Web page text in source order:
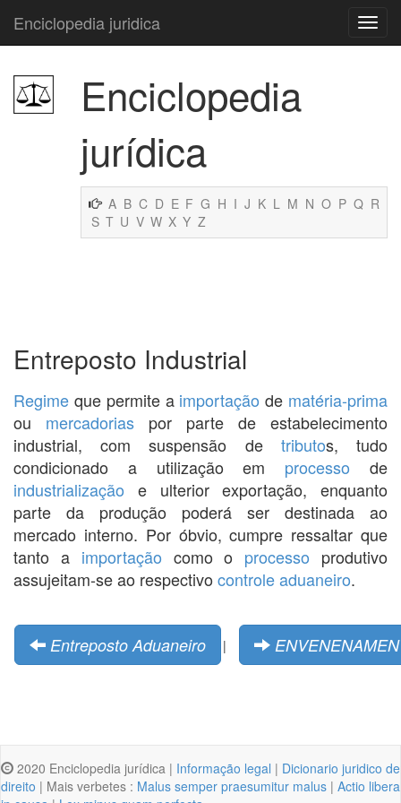
Enciclopedia juridica
Enciclopedia
jurídica
A B C D E F G H I J K L M N O P Q R
S T U V W X Y Z
Entreposto Industrial
Regime que permite a importação de matéria-prima
ou mercadorias por parte de estabelecimento
industrial, com suspensão de tributos, tudo
condicionado a utilização em processo de
industrialização e ulterior exportação, enquanto
parte da produção poderá ser destinada ao
mercado interno. Por óbvio, cumpre ressaltar que
tanto a importação como o processo produtivo
assujeitam-se ao respectivo controleaduaneiro.
Entreposto Aduaneiro |
2020 Enciclopedia jurídica | Informação legal | Dicionario juridico de
direito | Mais verbetes : Malus semper praesumitur malus | Actio libera